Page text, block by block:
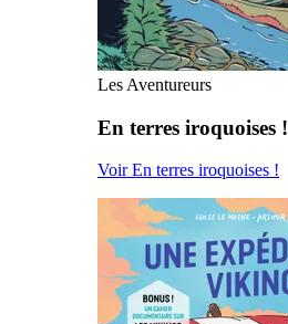
Les Aventureurs
En terres iroquoises !
Voir En terres iroquoises !